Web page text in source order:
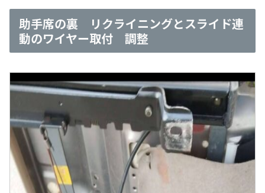
助手席の裏 リクライニングとスライド連
動のワイヤー取付 調整